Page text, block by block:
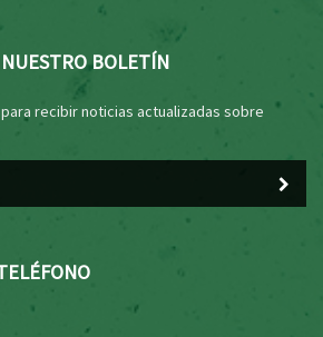
BOLETÍN
recibir noticias actualizadas sobre